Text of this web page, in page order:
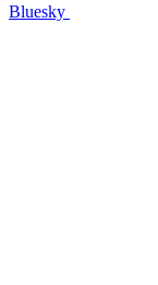
Bluesky